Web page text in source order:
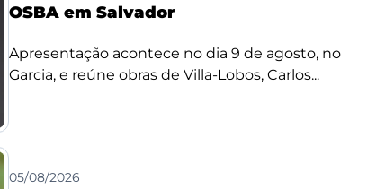
OSBA em Salvador
Apresentação acontece no dia 9 de agosto, no
Garcia, e reúne obras de Villa-Lobos, Carlos...
05/08/2026